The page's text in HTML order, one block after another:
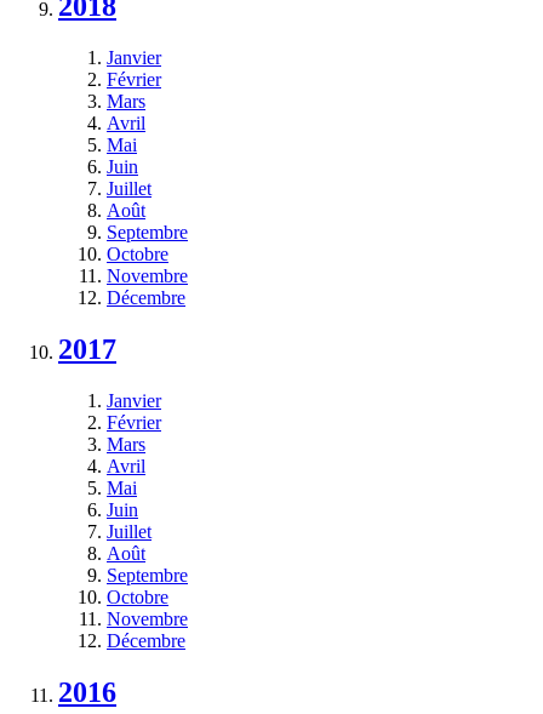
Janvier
Février
Mars
Avril
Mai
Juin
Juillet
Août
Septembre
Octobre
Novembre
Décembre
2017
Janvier
Février
Mars
Avril
Mai
Juin
Juillet
Août
Septembre
Octobre
Novembre
Décembre
2016